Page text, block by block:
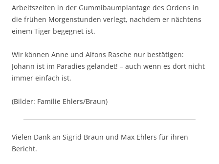
Arbeitszeiten in der Gummibaumplantage des Ordens in
die frühen Morgenstunden verlegt, nachdem er nächtens
einem Tiger begegnet ist.
Wir können Anne und Alfons Rasche nur bestätigen:
Johann ist im Paradies gelandet! – auch wenn es dort nicht
immer einfach ist.
(Bilder: Familie Ehlers/Braun)
Vielen Dank an Sigrid Braun und Max Ehlers für ihren
Bericht.